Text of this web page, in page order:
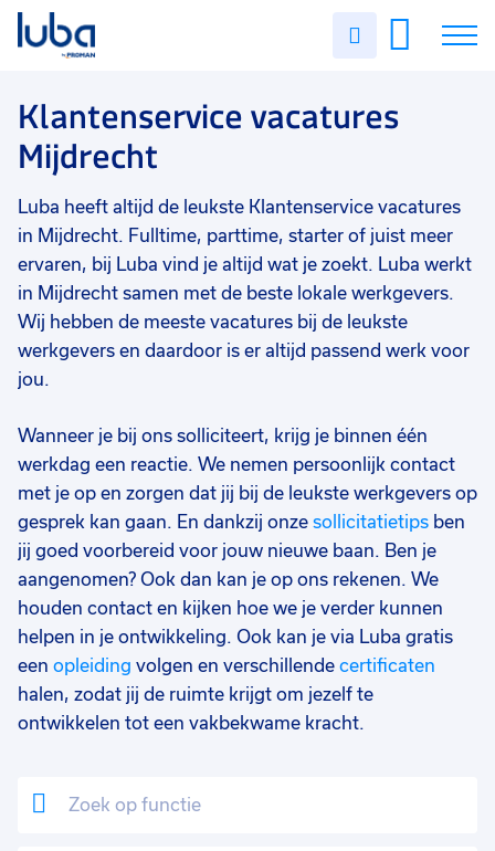
Uren
Vacatures
Over ons
Voor werkgevers
Contact
Klantenservice vacatures
Mijdrecht
Luba heeft altijd de leukste Klantenservice vacatures
in Mijdrecht. Fulltime, parttime, starter of juist meer
ervaren, bij Luba vind je altijd wat je zoekt. Luba werkt
in Mijdrecht samen met de beste lokale werkgevers.
Wij hebben de meeste vacatures bij de leukste
werkgevers en daardoor is er altijd passend werk voor
jou.
Wanneer je bij ons solliciteert, krijg je binnen één
werkdag een reactie. We nemen persoonlijk contact
met je op en zorgen dat jij bij de leukste werkgevers op
gesprek kan gaan. En dankzij onze sollicitatietips ben
jij goed voorbereid voor jouw nieuwe baan. Ben je
aangenomen? Ook dan kan je op ons rekenen. We
houden contact en kijken hoe we je verder kunnen
helpen in je ontwikkeling. Ook kan je via Luba gratis
een opleiding volgen en verschillende certificaten
halen, zodat jij de ruimte krijgt om jezelf te
ontwikkelen tot een vakbekwame kracht.
Filter vacatures
Vakgebied 0
Klantenservice
Opleidingsniveau
Uitzicht op vast 2
Detacheren 1
Uren per week
25 - 32 uur
9 - 16 uur 1